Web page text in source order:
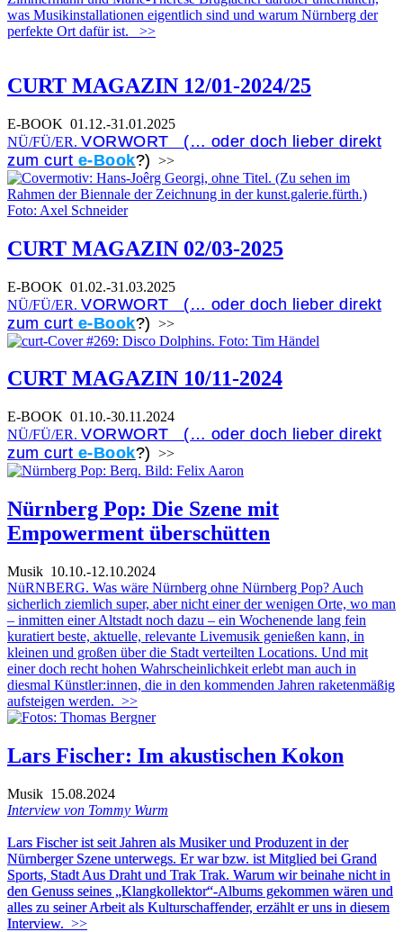
was Musikinstallationen eigentlich sind und warum Nürnberg der
perfekte Ort dafür ist.
>>
CURT MAGAZIN 12/01-2024/25
E-BOOK 01.12.-31.01.2025
NÜ/FÜ/ER. VORWORT (… oder doch lieber direkt
zum curt e-Book?) >>
CURT MAGAZIN 02/03-2025
E-BOOK 01.02.-31.03.2025
NÜ/FÜ/ER. VORWORT (… oder doch lieber direkt
zum curt e-Book?) >>
CURT MAGAZIN 10/11-2024
E-BOOK 01.10.-30.11.2024
NÜ/FÜ/ER. VORWORT (… oder doch lieber direkt
zum curt e-Book?) >>
Nürnberg Pop: Die Szene mit
Empowerment überschütten
Musik 10.10.-12.10.2024
NüRNBERG. Was wäre Nürnberg ohne Nürnberg Pop? Auch
sicherlich ziemlich super, aber nicht einer der wenigen Orte, wo man
– inmitten einer Altstadt noch dazu – ein Wochenende lang fein
kuratiert beste, aktuelle, relevante Livemusik genießen kann, in
kleinen und großen über die Stadt verteilten Locations. Und mit
einer doch recht hohen Wahrscheinlichkeit erlebt man auch in
diesmal Künstler:innen, die in den kommenden Jahren raketenmäßig
aufsteigen werden. >>
Lars Fischer: Im akustischen Kokon
Musik 15.08.2024
Interview von Tommy Wurm
Lars Fischer ist seit Jahren als Musiker und Produzent in der
Nürnberger Szene unterwegs. Er war bzw. ist Mitglied bei Grand
Sports, Stadt Aus Draht und Trak Trak. Warum wir beinahe nicht in
den Genuss seines „Klangkollektor“-Albums gekommen wären und
alles zu seiner Arbeit als Kulturschaffender, erzählt er uns in diesem
Interview. >>